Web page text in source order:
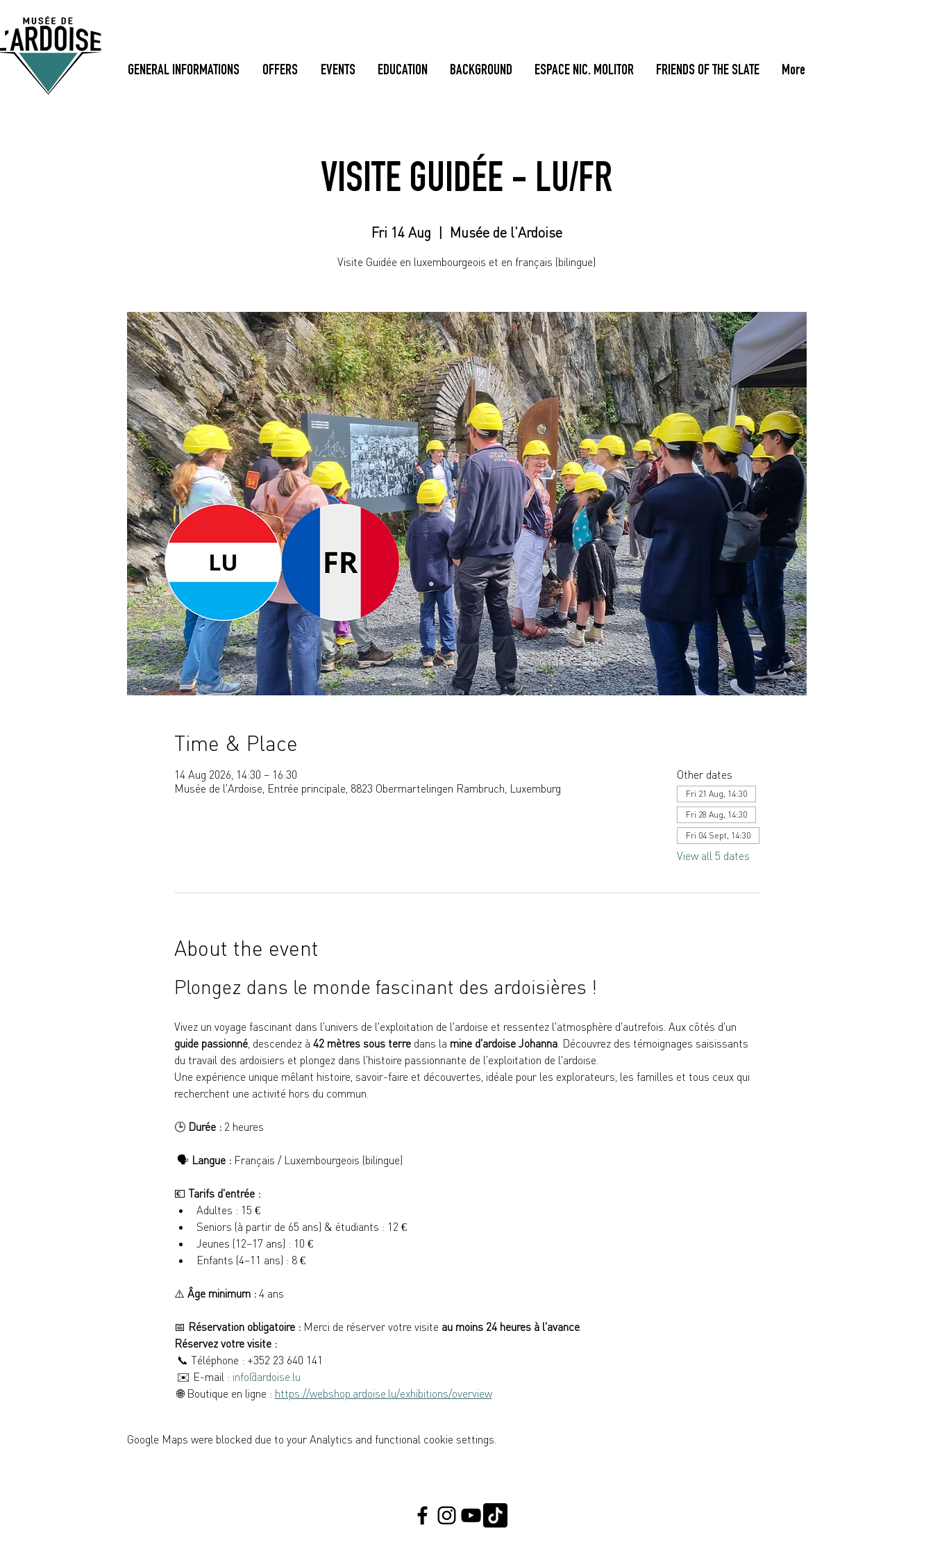
GENERAL INFORMATIONS OFFERS EVENTS EDUCATION BACKGROUND ESPACE NIC. MOLITOR FRIENDS OF THE SLATE More
VISITE GUIDÉE - LU/FR
Fri 14 Aug
  |
Musée de l'Ardoise
Visite Guidée en luxembourgeois et en français (bilingue)
Time & Place
14 Aug 2026, 14:30 – 16:30
Musée de l'Ardoise, Entrée principale, 8823 Obermartelingen Rambruch, Luxemburg
Other dates
Fri 21 Aug, 14:30
Fri 28 Aug, 14:30
Fri 04 Sept, 14:30
View all 5 dates
About the event
Plongez dans le monde fascinant des ardoisières !
Vivez un voyage fascinant dans l'univers de l'exploitation de l'ardoise et ressentez l'atmosphère d'autrefois. Aux côtés d'un
guide passionné, descendez à 42 mètres sous terre dans la mine d'ardoise Johanna. Découvrez des témoignages saisissants
du travail des ardoisiers et plongez dans l'histoire passionnante de l'exploitation de l'ardoise.
Une expérience unique mêlant histoire, savoir-faire et découvertes, idéale pour les explorateurs, les familles et tous ceux qui
recherchent une activité hors du commun.
🕒 Durée : 2 heures
🗣️ Langue : Français / Luxembourgeois (bilingue)
💶 Tarifs d'entrée :
Adultes : 15 €
Seniors (à partir de 65 ans) & étudiants : 12 €
Jeunes (12–17 ans) : 10 €
Enfants (4–11 ans) : 8 €
⚠️ Âge minimum : 4 ans
📅 Réservation obligatoire : Merci de réserver votre visite au moins 24 heures à l'avance.
Réservez votre visite :
📞 Téléphone : +352 23 640 141
✉️ E-mail : info@ardoise.lu
🌐 Boutique en ligne : https://webshop.ardoise.lu/exhibitions/overview
Google Maps were blocked due to your Analytics and functional cookie settings.